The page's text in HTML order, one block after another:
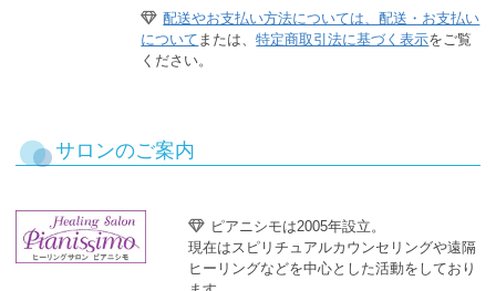
配送やお支払い方法については、配送・お支払い
について または、特定商取引法に基づく表示をご覧
ください。
サロンのご案内
ピアニシモは2005年設立。
現在はスピリチュアルカウンセリングや遠隔
ヒーリングなどを中心とした活動をしており